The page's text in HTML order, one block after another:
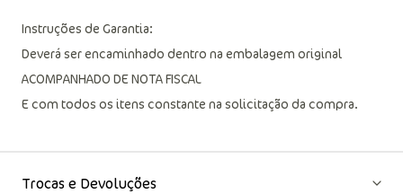
Instruções de Garantia:
Deverá ser encaminhado dentro na embalagem original
ACOMPANHADO DE NOTA FISCAL
E com todos os itens constante na solicitação da compra.
Trocas e Devoluções